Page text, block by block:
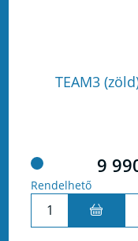
TEAM3
9
Rendelhető